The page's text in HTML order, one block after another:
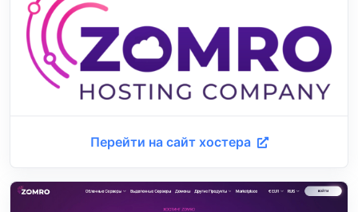
Перейти на сайт хостера